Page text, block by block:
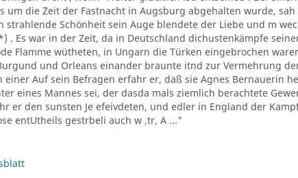
um die Zeit der Fastnacht in Augsburg abgehalten wurde,
strahlende Schönheit sein Auge blendete der Liebe und m
. Es war in der Zeit, da in Deutschland dichustenkämpfe
Flamme wütheten, in Ungarn die Türken eingebrochen
und Orleans einander braunte itnd zur Vermehrung
einer Auf sein Befragen erfahr er, daß sie Agnes Bernauerin
eines Mannes sei, der dasda mals ziemlich berachtete
er den sunsten Je efeivdeten, und edler in England der
entUtheils gestrbeli auch w ,tr, A ..."